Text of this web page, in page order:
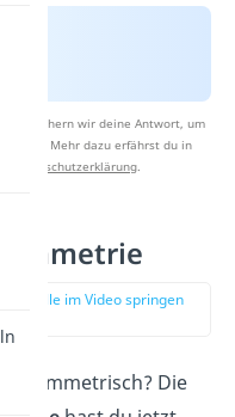
speichern wir deine Antwort, um
Mehr dazu erfährst du in
Datenschutzerklärung.
zur Stelle im Video springen
Die